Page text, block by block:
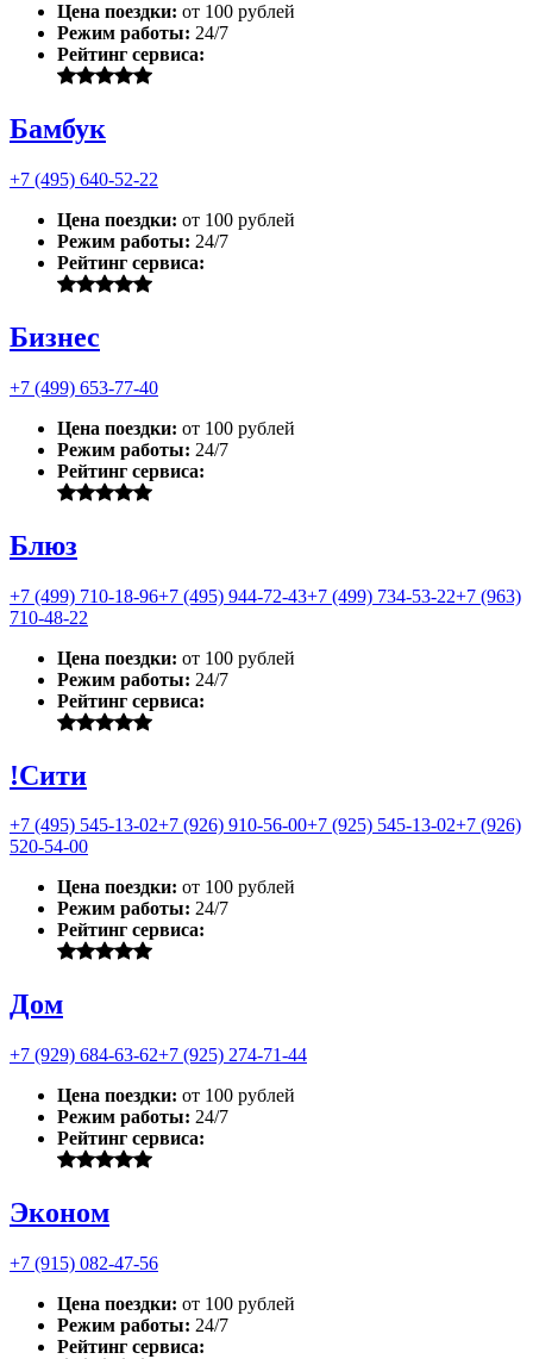
Цена поездки: от 100 рублей
Режим работы: 24/7
Рейтинг сервиса:
Бамбук
+7 (495) 640-52-22
Цена поездки: от 100 рублей
Режим работы: 24/7
Рейтинг сервиса:
Бизнес
+7 (499) 653-77-40
Цена поездки: от 100 рублей
Режим работы: 24/7
Рейтинг сервиса:
Блюз
+7 (499) 710-18-96+7 (495) 944-72-43+7 (499) 734-53-22+7 (963)
710-48-22
Цена поездки: от 100 рублей
Режим работы: 24/7
Рейтинг сервиса:
!Сити
+7 (495) 545-13-02+7 (926) 910-56-00+7 (925) 545-13-02+7 (926)
520-54-00
Цена поездки: от 100 рублей
Режим работы: 24/7
Рейтинг сервиса:
Дом
+7 (929) 684-63-62+7 (925) 274-71-44
Цена поездки: от 100 рублей
Режим работы: 24/7
Рейтинг сервиса:
Эконом
+7 (915) 082-47-56
Цена поездки: от 100 рублей
Режим работы: 24/7
Рейтинг сервиса: